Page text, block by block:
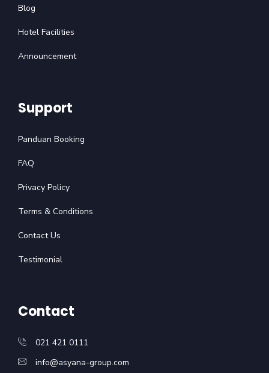
Blog
Hotel Facilities
Announcement
Support
Panduan Booking
FAQ
Privacy Policy
Terms & Conditions
Contact Us
Testimonial
Contact
021 421 0111
info@asyana-group.com